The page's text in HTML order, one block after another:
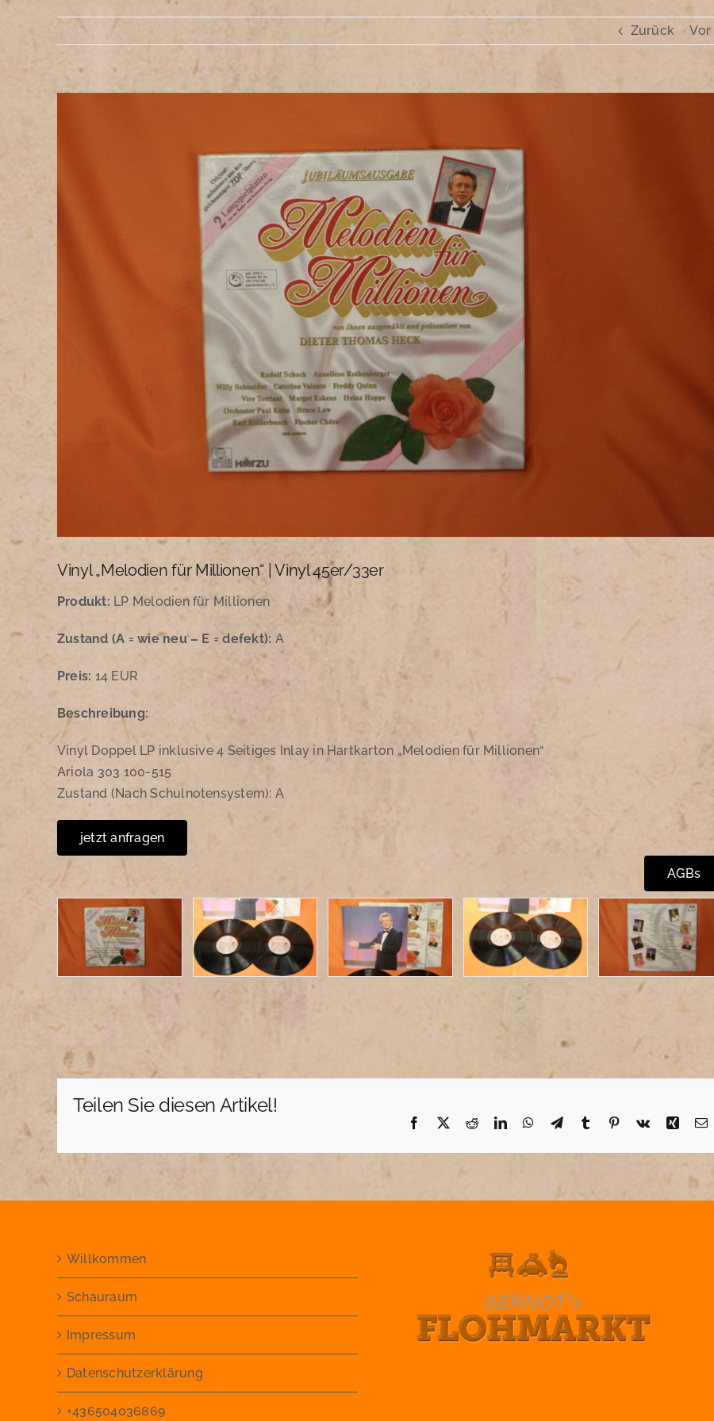
Zurück Vor
Vinyl „Melodien für Millionen“ | Vinyl 45er/33er
Produkt: LP Melodien für Millionen
Zustand (A = wie neu – E = defekt): A
Preis: 14 EUR
Beschreibung:
Vinyl Doppel LP inklusive 4 Seitiges Inlay in Hartkarton „Melodien für Millionen“
Ariola 303 100-515
Zustand (Nach Schulnotensystem): A
jetzt anfragen
AGBs
Teilen Sie diesen Artikel!
Facebook
X RedditLinkedInWhatsApp
TelegramTumblr Pinterest
Vk Xing E-
Willkommen
Schauraum
Impressum
Datenschutzerklärung
+436504036869